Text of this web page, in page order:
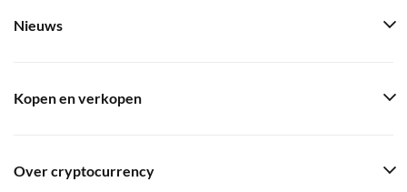
Nieuws
Kopen en verkopen
Over cryptocurrency